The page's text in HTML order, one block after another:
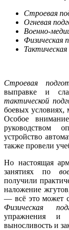
Строевая
Огневая
Военно-
Физическая
Строевая
выправке и
тактической
боевых условиях,
Особое
руководством
устройство
также провели
Но настоящая
занятиях по
получили
наложение
— всё это может
Физическая
упражнения и
выносливость и